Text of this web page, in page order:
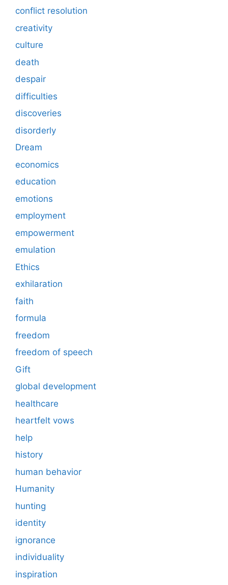
conflict resolution
creativity
culture
death
despair
difficulties
discoveries
disorderly
Dream
economics
education
emotions
employment
empowerment
emulation
Ethics
exhilaration
faith
formula
freedom
freedom of speech
Gift
global development
healthcare
heartfelt vows
help
history
human behavior
Humanity
hunting
identity
ignorance
individuality
inspiration